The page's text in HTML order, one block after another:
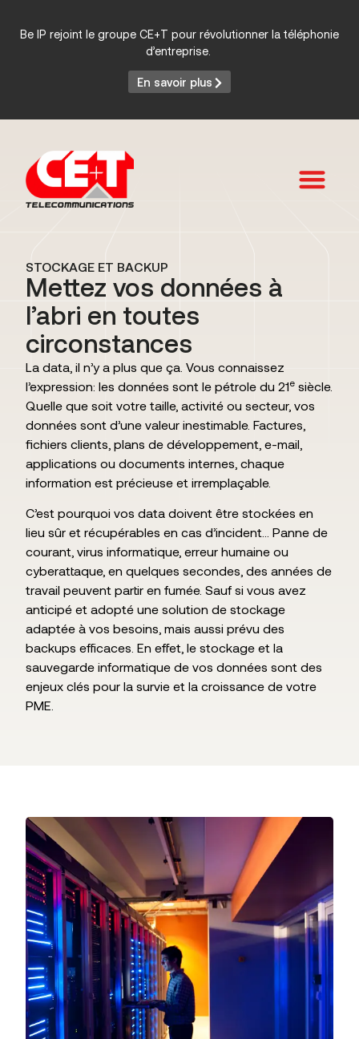
Be IP rejoint le groupe CE+T pour révolutionner la téléphonie
d’entreprise.
En savoir plus
STOCKAGE ET BACKUP
Mettez vos données à
l’abri en toutes
circonstances
La data, il n’y a plus que ça. Vous connaissez
l’expression: les données sont le pétrole du 21e siècle.
Quelle que soit votre taille, activité ou secteur, vos
données sont d’une valeur inestimable. Factures,
fichiers clients, plans de développement, e-mail,
applications ou documents internes, chaque
information est précieuse et irremplaçable.
C’est pourquoi vos data doivent être stockées en
lieu sûr et récupérables en cas d’incident… Panne de
courant, virus informatique, erreur humaine ou
cyberattaque, en quelques secondes, des années de
travail peuvent partir en fumée. Sauf si vous avez
anticipé et adopté une solution de stockage
adaptée à vos besoins, mais aussi prévu des
backups efficaces. En effet, le stockage et la
sauvegarde informatique de vos données sont des
enjeux clés pour la survie et la croissance de votre
PME.